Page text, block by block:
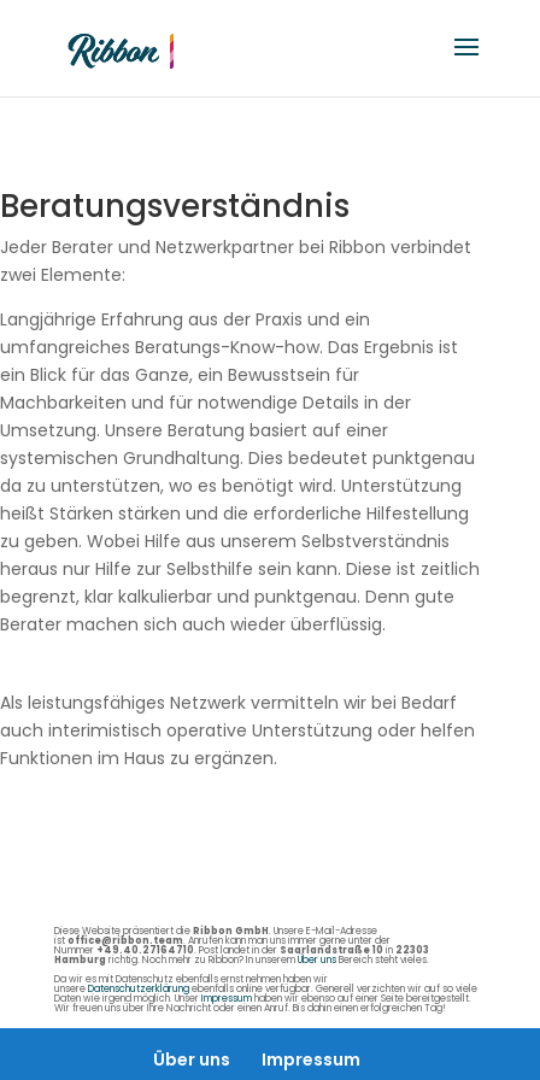
Beratungsverständnis
Jeder Berater und Netzwerkpartner bei Ribbon verbindet
zwei Elemente:
Langjährige Erfahrung aus der Praxis und ein
umfangreiches Beratungs-Know-how. Das Ergebnis ist
ein Blick für das Ganze, ein Bewusstsein für
Machbarkeiten und für notwendige Details in der
Umsetzung. Unsere Beratung basiert auf einer
systemischen Grundhaltung. Dies bedeutet punktgenau
da zu unterstützen, wo es benötigt wird. Unterstützung
heißt Stärken stärken und die erforderliche Hilfestellung
zu geben. Wobei Hilfe aus unserem Selbstverständnis
heraus nur Hilfe zur Selbsthilfe sein kann. Diese ist zeitlich
begrenzt, klar kalkulierbar und punktgenau. Denn gute
Berater machen sich auch wieder überflüssig.
Als leistungsfähiges Netzwerk vermitteln wir bei Bedarf
auch interimistisch operative Unterstützung oder helfen
Funktionen im Haus zu ergänzen.
Diese Website präsentiert die Ribbon GmbH. Unsere E-Mail-Adresse
ist office@ribbon.team. Anrufen kann man uns immer gerne unter der
Nummer +49.40.27164710. Post landet in der Saarlandstraße 10 in 22303
Hamburg richtig. Noch mehr zu Ribbon? In unserem Über uns Bereich steht vieles.
Da wir es mit Datenschutz ebenfalls ernst nehmen haben wir
unsere Datenschutzerklärung ebenfalls online verfügbar. Generell verzichten wir auf so viele
Daten wie irgend möglich. Unser Impressum haben wir ebenso auf einer Seite bereitgestellt.
Wir freuen uns über Ihre Nachricht oder einen Anruf. Bis dahin einen erfolgreichen Tag!
Über uns
Impressum